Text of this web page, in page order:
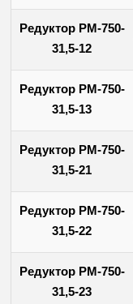
Редуктор РМ-750-
31,5-12
Редуктор РМ-750-
31,5-13
Редуктор РМ-750-
31,5-21
Редуктор РМ-750-
31,5-22
Редуктор РМ-750-
31,5-23